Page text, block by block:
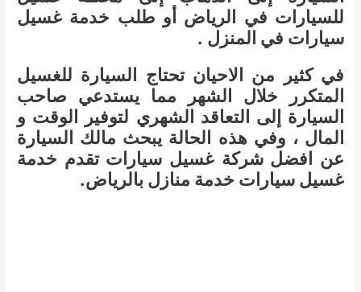
للسيارات في الرياض أو طلب خدمة غسيل
سيارات في المنزل .
في كثير من الاحيان تحتاج السيارة للغسيل
المتكرر خلال الشهر مما يستدعي صاحب
السيارة إلى التعاقد الشهري لتوفير الوقت و
المال ، وفي هذه الحالة يبحث مالك السيارة
عن افضل شركة غسيل سيارات تقدم خدمة
غسيل سيارات خدمة منازل بالرياض.